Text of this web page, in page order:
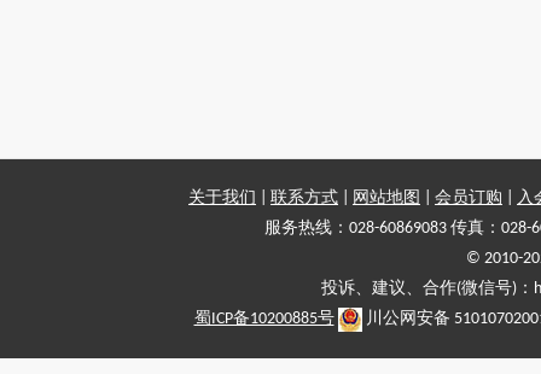
关于我们 联系方式 网站地图 会员订购
入
服务热线：028-60869083 传真：028-
© 2010-
投诉、建议、合作(微信号)
蜀ICP备10200885号
川公网安备